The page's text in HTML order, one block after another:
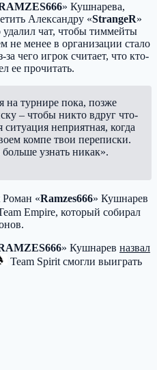
» Кушнарева,
Александру «StrangeR»
чат, чтобы тиммейты
не менее в организации стало
чего игрок считает, что кто-
ее прочитать.
на турнире пока, позже
– чтобы никто вдруг что-
неприятная, когда
компе твои переписки.
узнать никак».
Роман «Ramzes666» Кушнарев
Empire, который собирал
» Кушнарев назвал
Team Spiritсмогли выиграть